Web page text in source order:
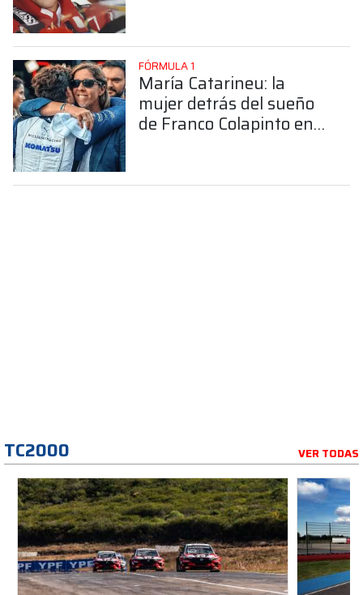
FÓRMULA 1
María Catarineu: la
mujer detrás del sueño
de Franco Colapinto en
TC2000 VER TODAS